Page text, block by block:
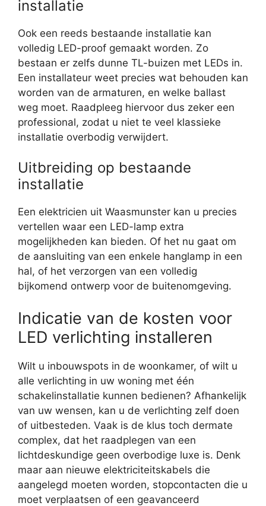
installatie
Ook een reeds bestaande installatie kan
volledig LED-proof gemaakt worden. Zo
bestaan er zelfs dunne TL-buizen met LEDs in.
Een installateur weet precies wat behouden kan
worden van de armaturen, en welke ballast
weg moet. Raadpleeg hiervoor dus zeker een
professional, zodat u niet te veel klassieke
installatie overbodig verwijdert.
Uitbreiding op bestaande
installatie
Een elektricien uit Waasmunster kan u precies
vertellen waar een LED-lamp extra
mogelijkheden kan bieden. Of het nu gaat om
de aansluiting van een enkele hanglamp in een
hal, of het verzorgen van een volledig
bijkomend ontwerp voor de buitenomgeving.
Indicatie van de kosten voor
LED verlichting installeren
Wilt u inbouwspots in de woonkamer, of wilt u
alle verlichting in uw woning met één
schakelinstallatie kunnen bedienen? Afhankelijk
van uw wensen, kan u de verlichting zelf doen
of uitbesteden. Vaak is de klus toch dermate
complex, dat het raadplegen van een
lichtdeskundige geen overbodige luxe is. Denk
maar aan nieuwe elektriciteitskabels die
aangelegd moeten worden, stopcontacten die u
moet verplaatsen of een geavanceerd